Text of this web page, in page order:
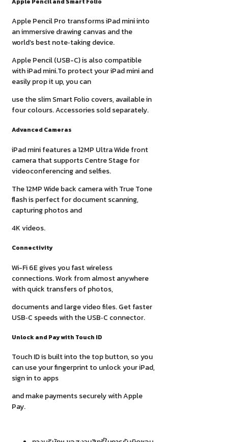
Apple Pencil Pro transforms iPad mini into
an immersive drawing canvas and the
world’s best note‑taking device.
Apple Pencil (USB-C) is also compatible
with iPad mini.To protect your iPad mini and
easily prop it up, you can
use the slim Smart Folio covers, available in
four colours. Accessories sold separately.
Advanced Cameras
iPad mini features a 12MP Ultra Wide front
camera that supports Centre Stage for
videoconferencing and selfies.
The 12MP Wide back camera with True Tone
flash is perfect for document scanning,
capturing photos and
4K videos.
Connectivity
Wi-Fi 6E gives you fast wireless
connections. Work from almost anywhere
with quick transfers of photos,
documents and large video files. Get faster
USB‑C speeds with the USB‑C connector.
Unlock and Pay with Touch ID
Touch ID is built into the top button, so you
can use your fingerprint to unlock your iPad,
sign in to apps
and make payments securely with Apple
Pay.